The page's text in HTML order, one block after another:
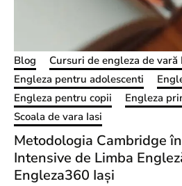
Blog Cursuri de engleza de vară
Engleza pentru adolescenti
Engleza pentru copii
Engleza
Scoala de vara Iasi
Metodologia Cambridge
Intensive de Limba
Engleza360 Iași